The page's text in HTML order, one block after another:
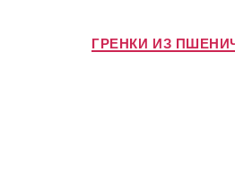
ГРЕНКИ ИЗ